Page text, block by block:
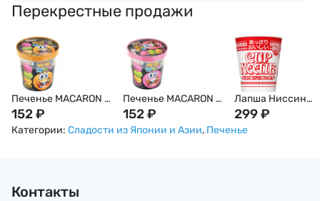
Перекрестные продажи
Печенье MACARON с
кремовым вкусом и
взрывной
карамелью, 80 г
152₽
Печенье MACARON с
клубничным вкусом
и взрывной
152₽
Лапша Ниссин
Nissin Cup Noodle
Креветками, 57г,
299₽
Категории: Сладости из Японии и Азии, Печенье
Контакты